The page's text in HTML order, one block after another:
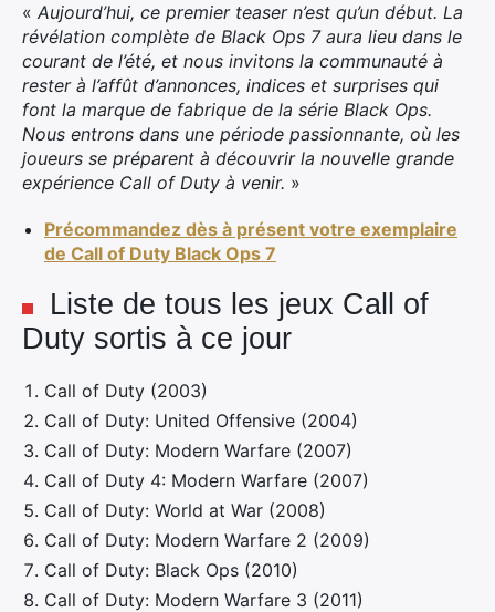
« Aujourd’hui, ce premier teaser n’est qu’un début. La
révélation complète de Black Ops 7aura lieu dans le
courant de l’été, et nous invitons la communauté à
rester à l’affût d’annonces, indices et surprises qui
font la marque de fabrique de la série Black Ops.
Nous entrons dans une période passionnante, où les
joueurs se préparent à découvrir la nouvelle grande
expérience Call of Duty à venir. »
Précommandez dès à présent votre exemplaire
de Call of Duty Black Ops 7
Liste de tous les jeux Call of
Duty sortis à ce jour
Call of Duty (2003)
Call of Duty: United Offensive (2004)
Call of Duty: Modern Warfare (2007)
Call of Duty 4: Modern Warfare (2007)
Call of Duty: World at War (2008)
Call of Duty: Modern Warfare 2 (2009)
Call of Duty: Black Ops (2010)
Call of Duty: Modern Warfare 3 (2011)